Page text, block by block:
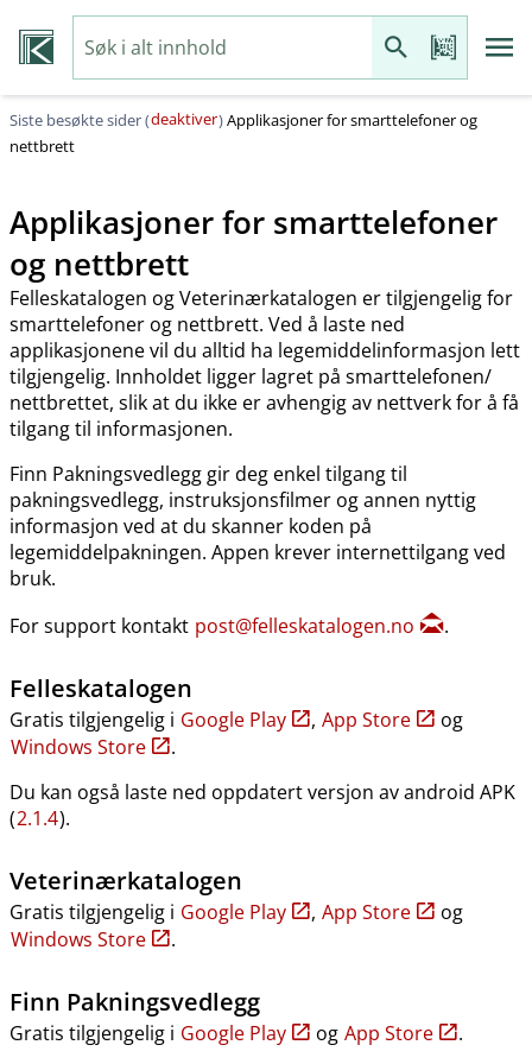
Siste besøkte sider (deaktiver)Applikasjoner for smarttelefoner og
nettbrett
Applikasjoner for smarttelefoner
og nettbrett
Felleskatalogen og Veterinærkatalogen er tilgjengelig for
smarttelefoner og nettbrett. Ved å laste ned
applikasjonene vil du alltid ha legemiddelinformasjon lett
tilgjengelig. Innholdet ligger lagret på smarttelefonen​/​
nettbrettet, slik at du ikke er avhengig av nettverk for å få
tilgang til informasjonen.
Finn Pakningsvedlegg gir deg enkel tilgang til
pakningsvedlegg, instruksjonsfilmer og annen nyttig
informasjon ved at du skanner koden på
legemiddelpakningen. Appen krever internettilgang ved
bruk.
For support kontakt post@felleskatalogen.no .
Felleskatalogen
Gratis tilgjengelig i Google Play , App Store
og
Windows Store
.
Du kan også laste ned oppdatert versjon av android APK
(2.1.4).
Veterinærkatalogen
Gratis tilgjengelig i Google Play , App Store
og
Windows Store
.
Finn Pakningsvedlegg
Gratis tilgjengelig i Google Play og App Store .